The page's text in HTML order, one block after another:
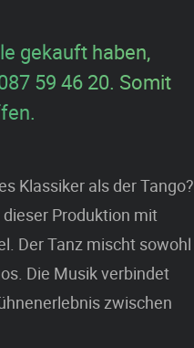
gekauft haben,
59 46 20. Somit
Klassiker als der Tango?
Produktion mit
Der Tanz mischt sowohl
Die Musik verbindet
zwischen